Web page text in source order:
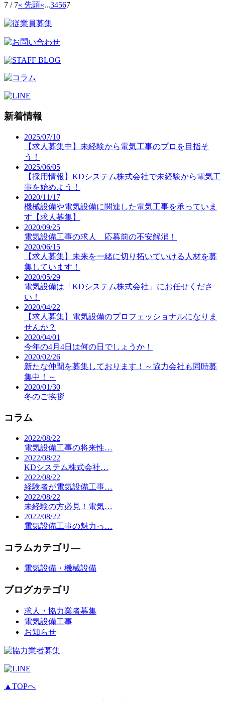
7 / 7« 先頭«...34567
新着情報
2025/07/10
【求人募集中】未経験から電気工事のプロを目指そ
う！
2025/06/05
【採用情報】KDシステム株式会社で未経験から電気工
事を始めよう！
2020/11/17
機械設備や電気設備に関連した電気工事を承っていま
す【求人募集】
2020/09/25
電気設備工事の求人 応募前の不安解消！
2020/06/15
【求人募集】未来を一緒に切り拓いていける人材を募
集しています！
2020/05/29
電気設備は「KDシステム株式会社」にお任せくださ
い！
2020/04/22
【求人募集】電気設備のプロフェッショナルになりま
せんか？
2020/04/01
今年の4月4日は何の日でしょうか！
2020/02/26
新たな仲間を募集しております！～協力会社も同時募
集中！～
2020/01/30
冬のご挨拶
コラム
2022/08/22
電気設備工事の将来性…
2022/08/22
KDシステム株式会社…
2022/08/22
経験者が電気設備工事…
2022/08/22
未経験の方必見！電気…
2022/08/22
電気設備工事の魅力っ…
コラムカテゴリ―
電気設備・機械設備
ブログカテゴリ
求人・協力業者募集
電気設備工事
お知らせ
▲TOPへ